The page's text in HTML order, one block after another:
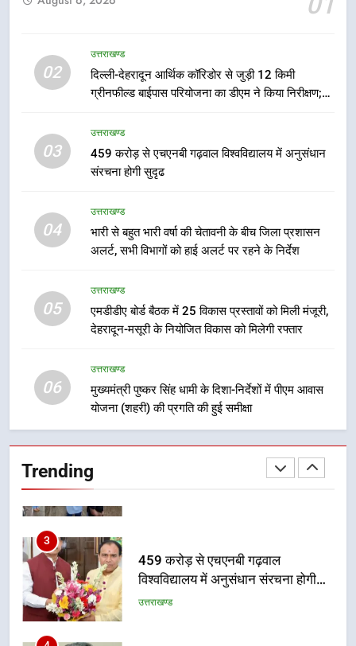
02
उत्तराखण्ड
दिल्ली-देहरादून आर्थिक कॉरिडोर से जुड़ी 12 किमी
ग्रीनफील्ड बाईपास परियोजना का डीएम ने किया निरीक्षण;
सुरक्षा मानकों से कोई समझौता नहींः डीएम
03
उत्तराखण्ड
459 करोड़ से एचएनबी गढ़वाल विश्वविद्यालय में अनुसंधान
संरचना होगी सुदृढ
04
उत्तराखण्ड
भारी से बहुत भारी वर्षा की चेतावनी के बीच जिला प्रशासन
अलर्ट, सभी विभागों को हाई अलर्ट पर रहने के निर्देश
05
उत्तराखण्ड
एमडीडीए बोर्ड बैठक में 25 विकास प्रस्तावों को मिली मंजूरी,
देहरादून-मसूरी के नियोजित विकास को मिलेगी रफ्तार
06
उत्तराखण्ड
मुख्यमंत्री पुष्कर सिंह धामी के दिशा-निर्देशों में पीएम आवास
योजना (शहरी) की प्रगति की हुई समीक्षा
Trending
मुख्यमंत्री पुष्कर सिंह धामी के दिशा-निर्देशों
गिरफ्तार
उत्तराखण्ड
भारी बारिश का अलर्ट! 6 अगस्त को
देहरादून में स्कूल बंद
1
मुख्यमंत्री धामी बोले- युवाओं को रोजगार
भर्ती
दिल्ली-देहरादून आर्थिक कॉरिडोर से जुड़ी
12 किमी ग्रीनफील्ड बाईपास परियोजना
का डीएम ने किया निरीक्षण; समयबद्ध एवं
3
विश्वविद्यालय में अनुसंधान संरचना होगी
सुदृढ
उत्तराखण्ड
4